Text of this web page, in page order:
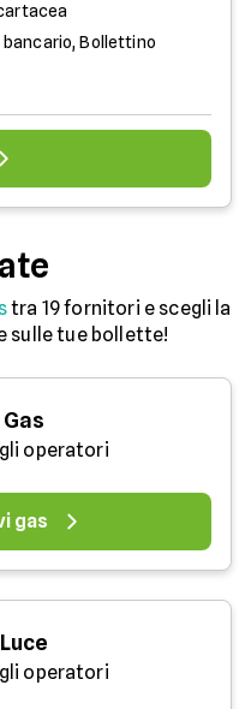
Bollettino
tra 19 fornitori e scegli la
sulle tue bollette!
operatori
gas
operatori